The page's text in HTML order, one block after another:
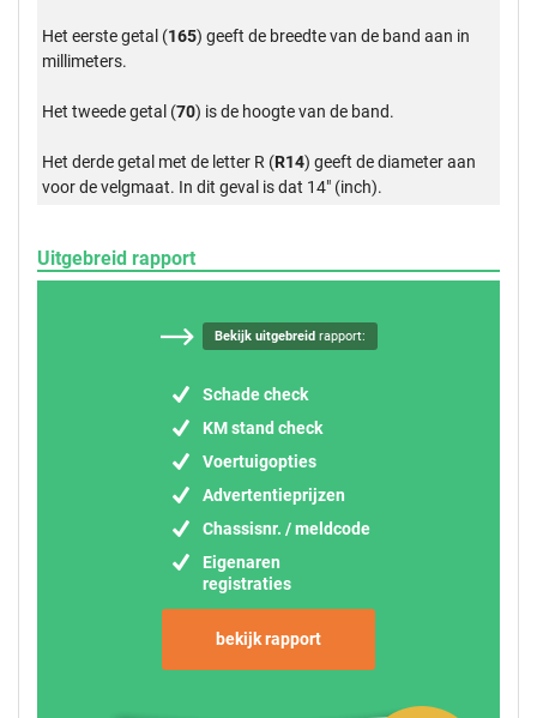
Het eerste getal (165) geeft de breedte van de band aan in
millimeters.
Het tweede getal (70) is de hoogte van de band.
Het derde getal met de letter R (R14) geeft de diameter aan
voor de velgmaat. In dit geval is dat 14" (inch).
Uitgebreid rapport
Bekijk uitgebreid rapport:
Schade check
KM stand check
Voertuigopties
Advertentieprijzen
Chassisnr. / meldcode
Eigenaren
registraties
bekijk rapport